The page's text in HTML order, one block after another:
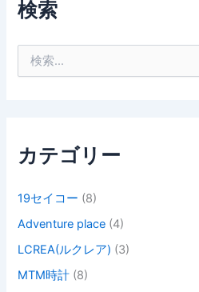
検索
カテゴリー
19セイコー (8)
Adventure place (4)
LCREA(ルクレア) (3)
MTM時計 (8)